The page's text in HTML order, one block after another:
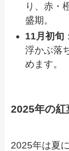
り、赤・
盛期。
11月初旬
浮かぶ落
めます。
2025年の紅
2025年は夏